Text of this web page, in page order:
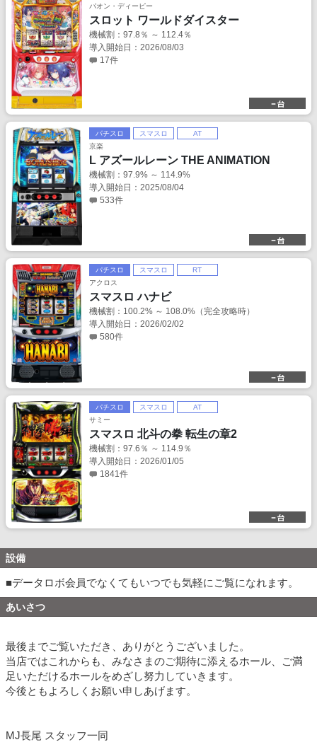
パオン・ディーピー
スロット ワールドダイスター
機械割：97.8％ ～ 112.4％
導入開始日：2026/08/03
17件
パチスロ スマスロ
AT
京楽
L アズールレーン THE ANIMATION
機械割：97.9% ～ 114.9%
導入開始日：2025/08/04
533件
パチスロ スマスロ
RT
アクロス
スマスロ ハナビ
機械割：100.2% ～ 108.0%（完全攻略時）
導入開始日：2026/02/02
580件
パチスロ スマスロ
AT
サミー
スマスロ 北斗の拳 転生の章2
機械割：97.6％ ～ 114.9％
導入開始日：2026/01/05
1841件
設備
■データロボ会員でなくてもいつでも気軽にご覧になれます。
あいさつ
最後までご覧いただき、ありがとうございました。
当店ではこれからも、みなさまのご期待に添えるホール、ご満
足いただけるホールをめざし努力していきます。
今後ともよろしくお願い申しあげます。
MJ長尾 スタッフ一同